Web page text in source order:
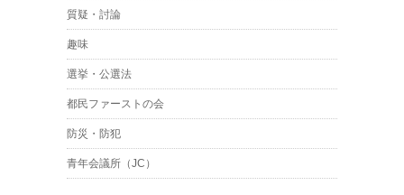
質疑・討論
趣味
選挙・公選法
都民ファーストの会
防災・防犯
青年会議所（JC）